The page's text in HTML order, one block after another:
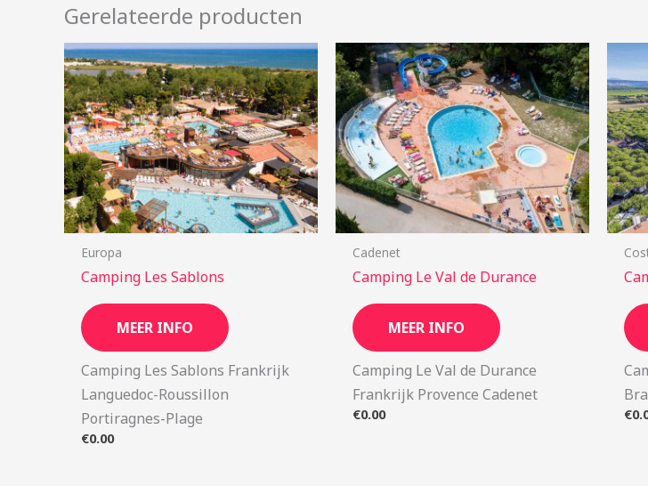
Gerelateerde producten
Europa
Camping Les Sablons
MEER INFO
Camping Les Sablons Frankrijk
Languedoc-Roussillon
Portiragnes-Plage
€0.00
Cadenet
Camping Le Val de Durance
MEER INFO
Camping Le Val de Durance
Frankrijk Provence Cadenet
€0.00 €